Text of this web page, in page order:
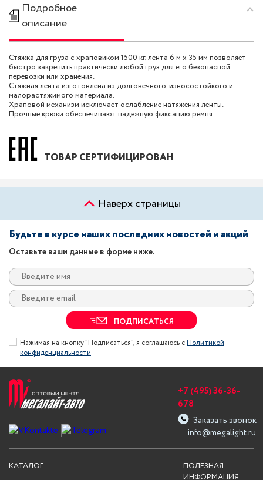
Подробное
описание
Стяжка для груза с храповиком 1500 кг, лента 6 м х 35 мм позволяет
быстро закрепить практически любой груз для его безопасной
перевозки или хранения.
Стяжная лента изготовлена из долговечного, износостойкого и
малорастяжимого материала.
Храповой механизм исключает ослабление натяжения ленты.
Прочные крюки обеспечивают надежную фиксацию ремня.
ТОВАР СЕРТИФИЦИРОВАН
Наверх страницы
Будьте в курсе наших последних новостей и акций
Оставьте ваши данные в форме ниже.
ПОДПИСАТЬСЯ
Нажимая на кнопку "Подписаться", я соглашаюсь сПолитикой
конфиденциальности
info@megalight.ru
+7 (495) 36-36-
678
Заказать звонок
ПОЛЕЗНАЯ
ИНФОРМАЦИЯ:
КАТАЛОГ: